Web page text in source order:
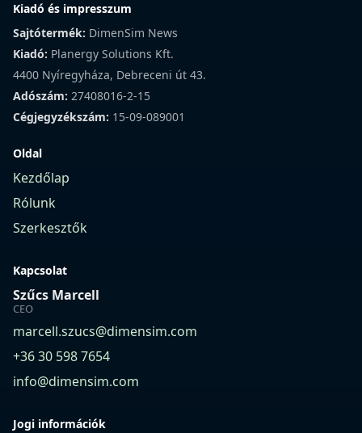
Kiadó és impresszum
Sajtótermék: DimenSim News
Kiadó: Planergy Solutions Kft.
4400 Nyíregyháza, Debreceni út 43.
Adószám: 27408016-2-15
Cégjegyzékszám: 15-09-089001
Oldal
Kezdőlap
Rólunk
Szerkesztők
Kapcsolat
Szűcs Marcell
CEO
marcell.szucs@dimensim.com
+36 30 598 7654
info@dimensim.com
Jogi információk